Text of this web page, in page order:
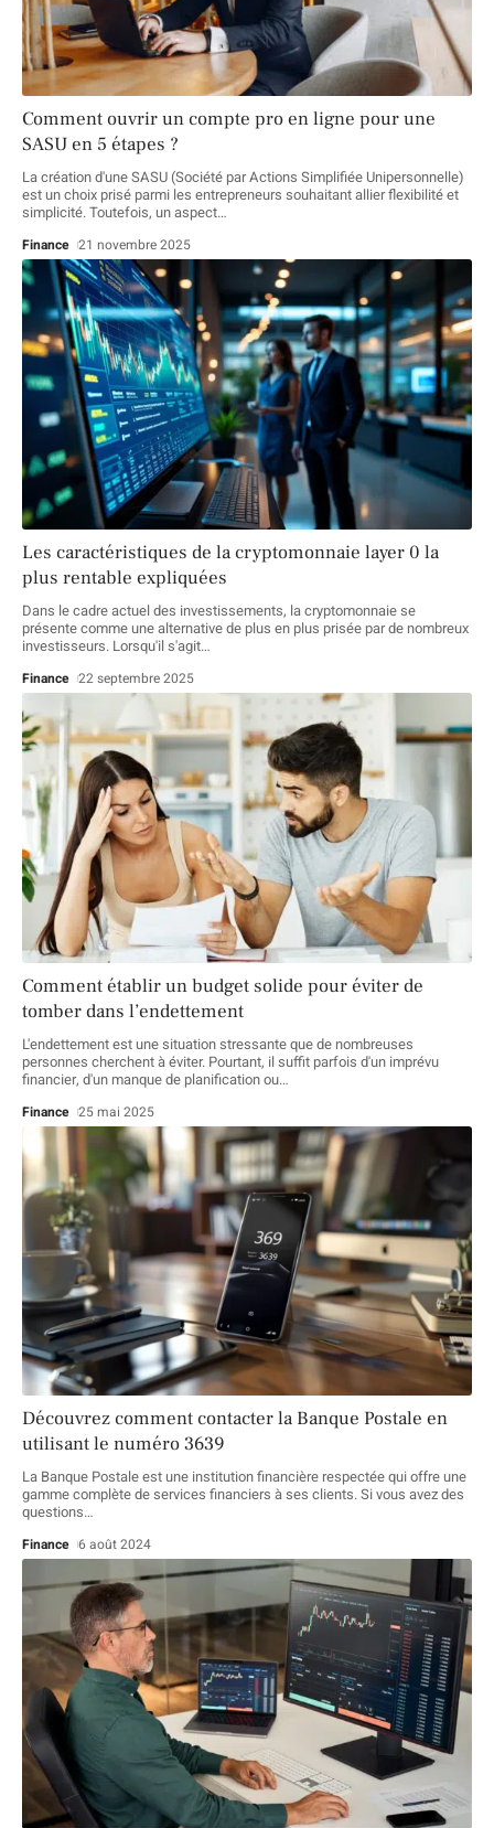
Comment ouvrir un compte pro en ligne pour une
SASU en 5 étapes ?
La création d'une SASU (Société par Actions Simplifiée Unipersonnelle)
est un choix prisé parmi les entrepreneurs souhaitant allier flexibilité et
simplicité. Toutefois, un aspect…
Finance 21 novembre 2025
Les caractéristiques de la cryptomonnaie layer 0 la
plus rentable expliquées
Dans le cadre actuel des investissements, la cryptomonnaie se
présente comme une alternative de plus en plus prisée par de nombreux
investisseurs. Lorsqu'il s'agit…
Finance 22 septembre 2025
Comment établir un budget solide pour éviter de
tomber dans l’endettement
L'endettement est une situation stressante que de nombreuses
personnes cherchent à éviter. Pourtant, il suffit parfois d'un imprévu
financier, d'un manque de planification ou…
Finance 25 mai 2025
Découvrez comment contacter la Banque Postale en
utilisant le numéro 3639
La Banque Postale est une institution financière respectée qui offre une
gamme complète de services financiers à ses clients. Si vous avez des
questions…
Finance 6 août 2024